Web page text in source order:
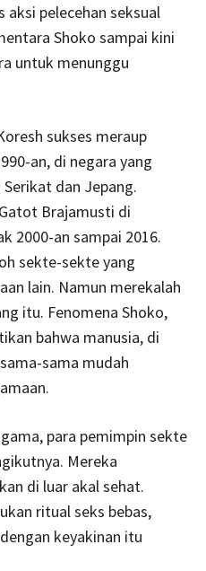
pelecehan seksual
Shoko sampai kini
untuk menunggu
sukses meraup
an, di negara yang
dan Jepang.
Brajamusti di
2000-an sampai 2016.
sekte-sekte yang
lain. Namun merekalah
itu. Fenomena Shoko,
bahwa manusia, di
sama mudah
para pemimpin sekte
Mereka
di luar akal sehat.
ritual seks bebas,
keyakinan itu